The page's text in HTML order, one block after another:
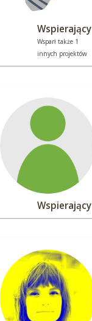
Wspierający
Wsparł także 1
innych projektów
Wspierający